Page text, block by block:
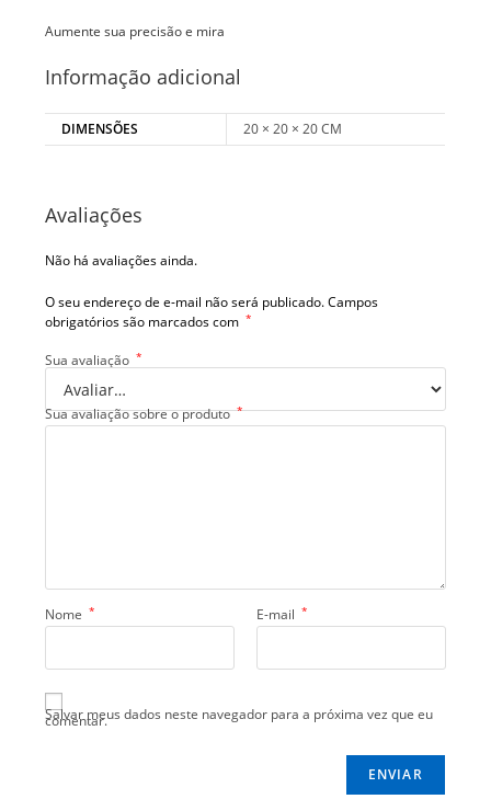
Aumente sua precisão e mira
Informação adicional
DIMENSÕES 20 × 20 × 20 CM
Avaliações
Não há avaliações ainda.
O seu endereço de e-mail não será publicado.Campos
obrigatórios são marcados com *
Sua avaliação *
Sua avaliação sobre o produto *
Nome * E-mail *
Salvar meus dados neste navegador para a próxima vez que eu
comentar.